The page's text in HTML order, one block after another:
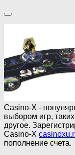
Casino-X -
выбором игр,
другое.
Casino-X
пополнение счета.